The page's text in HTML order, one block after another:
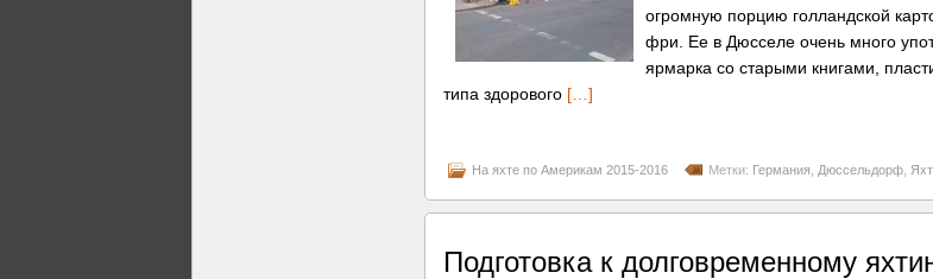
огромную порцию голландской
фри. Ее в Дюсселе очень много
ярмарка со старыми книгами,
типа здорового […]
На яхте по Америкам 2015-2016 Метки: Германия Дюссельдорф
Подготовка к долговременному